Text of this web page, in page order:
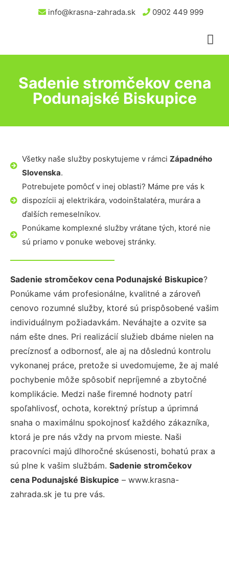
info@krasna-zahrada.sk 0902 449 999
Sadenie stromčekov cena
Podunajské Biskupice
Všetky naše služby poskytujeme v rámci Západného
Slovenska.
Potrebujete pomôcť v inej oblasti? Máme pre vás k
dispozícii aj elektrikára, vodoinštalatéra, murára a
ďalších remeselníkov.
Ponúkame komplexné služby vrátane tých, ktoré nie
sú priamo v ponuke webovej stránky.
Sadenie stromčekov cena Podunajské Biskupice?
Ponúkame vám profesionálne, kvalitné a zároveň
cenovo rozumné služby, ktoré sú prispôsobené vašim
individuálnym požiadavkám. Neváhajte a ozvite sa
nám ešte dnes. Pri realizácií služieb dbáme nielen na
precíznosť a odbornosť, ale aj na dôslednú kontrolu
vykonanej práce, pretože si uvedomujeme, že aj malé
pochybenie môže spôsobiť nepríjemné a zbytočné
komplikácie. Medzi naše firemné hodnoty patrí
spoľahlivosť, ochota, korektný prístup a úprimná
snaha o maximálnu spokojnosť každého zákazníka,
ktorá je pre nás vždy na prvom mieste. Naši
pracovníci majú dlhoročné skúsenosti, bohatú prax a
sú plne k vašim službám. Sadenie stromčekov
cena Podunajské Biskupice – www.krasna-
zahrada.sk je tu pre vás.